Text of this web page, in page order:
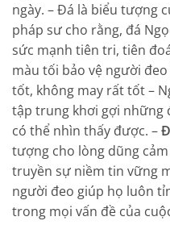
ngày. – Đá là biểu tượng
pháp sư cho rằng, đá
sức mạnh tiên tri, tiên
màu tối bảo vệ người
tốt, không may rất tốt –
tập trung khơi gợi những
có thể nhìn thấy được. –
tượng cho lòng dũng
truyền sự niềm tin vững
người đeo giúp họ luôn
trong mọi vấn đề của